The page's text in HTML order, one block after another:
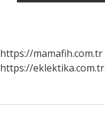
https://mamafih.com.tr
https://eklektika.com.tr